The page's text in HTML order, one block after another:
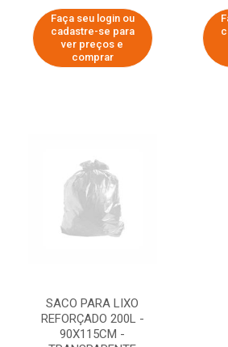
Faça seu login ou
cadastre-se para
ver preços e
comprar
SACO PARA LIXO
REFORÇADO 200L -
90X115CM -